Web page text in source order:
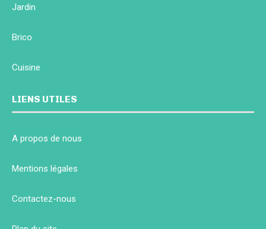
Jardin
Brico
Cuisine
LIENS UTILES
A propos de nous
Mentions légales
Contactez-nous